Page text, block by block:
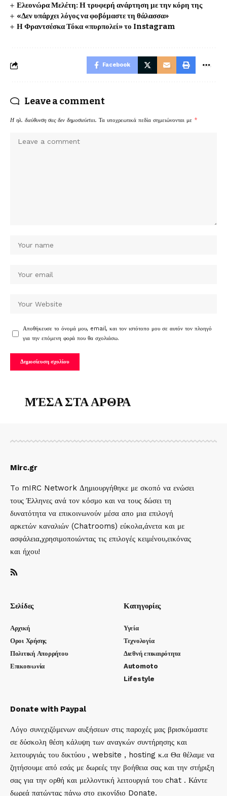
Ελεονώρα Μελέτη: Η τρυφερή ανάρτηση με την κόρη της
«Δεν υπάρχει λόγος να φοβόμαστε τη θάλασσα»
Η Φραντσέσκα Τόκα «πυρπολεί» το Instagram
Facebook
Leave a comment
Η ηλ. διεύθυνση σας δεν δημοσιεύεται. Τα υποχρεωτικά πεδία σημειώνονται με *
Αποθήκευσε το όνομά μου, email, και τον ιστότοπο μου σε αυτόν τον πλοηγό
για την επόμενη φορά που θα σχολιάσω.
ΜΈΣΑ ΣΤΑ ΑΡΘΡΑ
Mirc.gr
Tο mIRC Network Δημιουργήθηκε με σκοπό να ενώσει
τους Έλληνες ανά τον κόσμο και να τους δώσει τη
δυνατότητα να επικοινωνούν μέσα απο μια επιλογή
αρκετών καναλιών (Chatrooms) εύκολα,άνετα και με
ασφάλεια,χρησιμοποιώντας τις επιλογές κειμένου,εικόνας
και ήχου!
Σελίδες
Αρχική
Οροι Χρήσης
Πολιτική Απορρήτου
Επικοινωνία
Κατηγορίες
Υγεία
Τεχνολογία
Διεθνή επικαιρότητα
Automoto
Lifestyle
Donate with Paypal
Λόγο συνεχιζόμενων αυξήσεων στις παροχές μας βρισκόμαστε
σε δύσκολη θέση κάλυψη των αναγκών συντήρησης και
λειτουργιάς του δικτύου , website , hosting κ.α Θα θέλαμε να
ζητήσουμε από εσάς με δωρεές την βοήθεια σας και την στήριξη
σας για την ορθή και μελλοντική λειτουργιά του chat . Κάντε
δωρεά πατώντας πάνω στο εικονίδιο Donate.